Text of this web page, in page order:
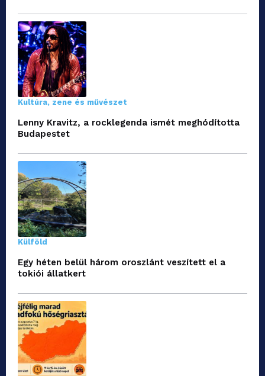
Kultúra, zene és művészet
Lenny Kravitz, a rocklegenda ismét meghódította
Budapestet
Külföld
Egy héten belül három oroszlánt veszített el a
tokiói állatkert